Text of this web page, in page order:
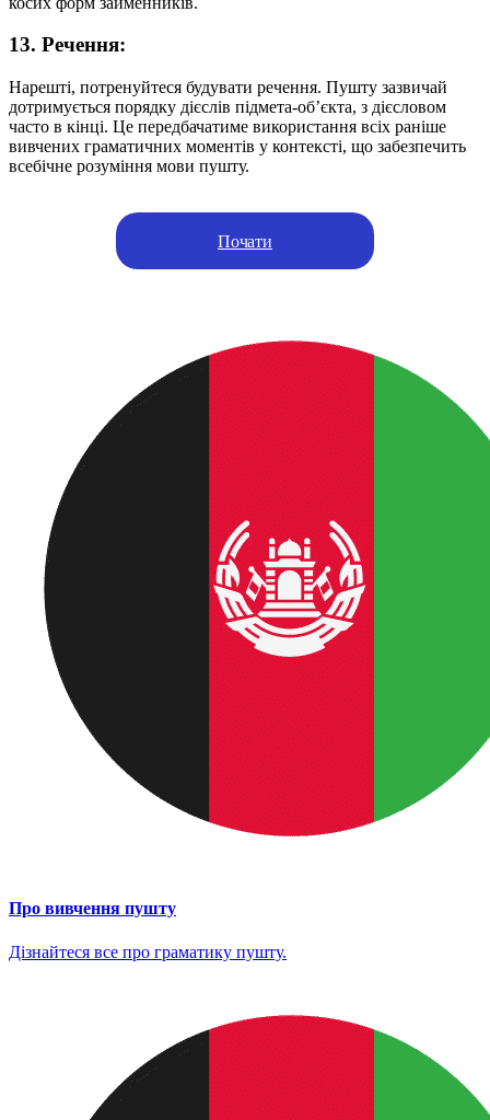
13. Речення:
Нарешті, потренуйтеся будувати речення. Пушту зазвичай
дотримується порядку дієслів підмета-об’єкта, з дієсловом
часто в кінці. Це передбачатиме використання всіх раніше
вивчених граматичних моментів у контексті, що забезпечить
всебічне розуміння мови пушту.
Почати
Про вивчення пушту
Дізнайтеся все про граматику пушту.